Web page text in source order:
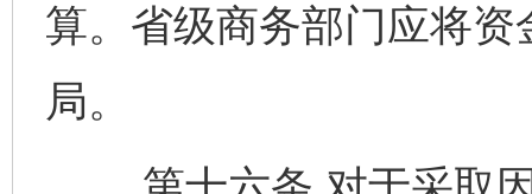
算。省级商务部门应将
局。